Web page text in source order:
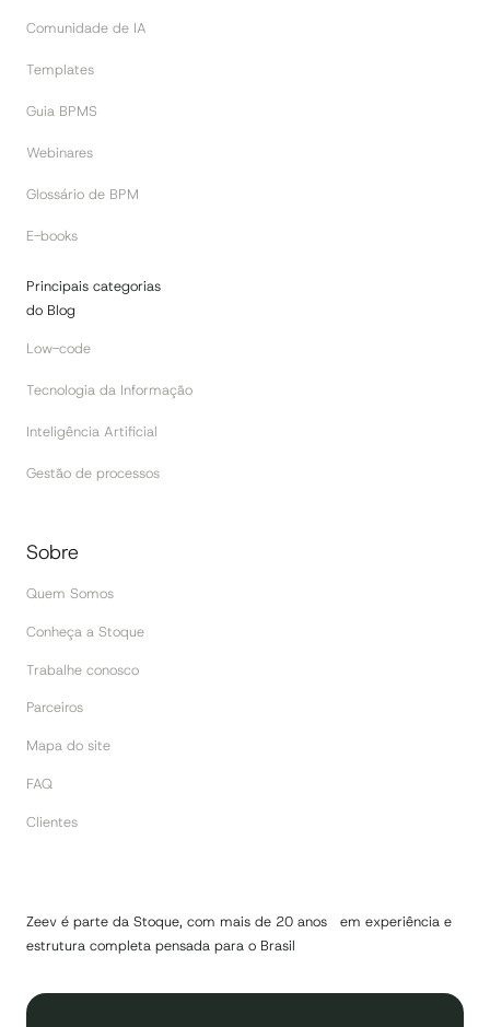
Comunidade de IA
Templates
Guia BPMS
Webinares
Glossário de BPM
E-books
Principais categorias
do Blog
Low-code
Tecnologia da Informação
Inteligência Artificial
Gestão de processos
Sobre
Quem Somos
Conheça a Stoque
Trabalhe conosco
Parceiros
Mapa do site
FAQ
Clientes
Zeev é parte da Stoque, com mais de 20 anos em experiência e
estrutura completa pensada para o Brasil